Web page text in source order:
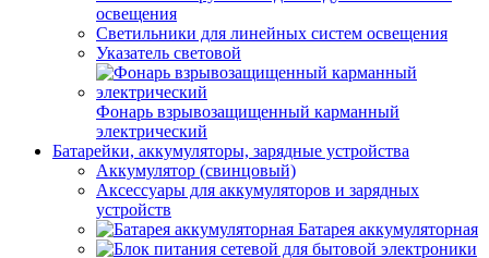
освещения
Светильники для линейных систем освещения
Указатель световой
Фонарь взрывозащищенный карманный
электрический
Батарейки, аккумуляторы, зарядные устройства
Аккумулятор (свинцовый)
Аксессуары для аккумуляторов и зарядных
устройств
Батарея аккумуляторная